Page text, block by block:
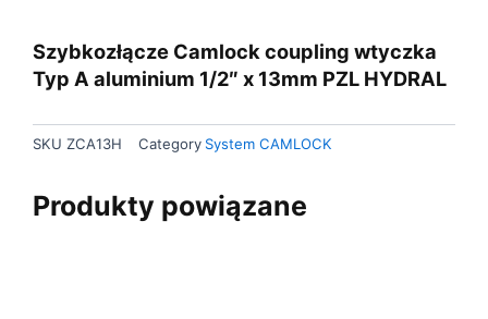
Szybkozłącze Camlock coupling wtyczka
Typ A aluminium 1/2″ x 13mm PZL HYDRAL
SKU ZCA13H Category System CAMLOCK
Produkty powiązane